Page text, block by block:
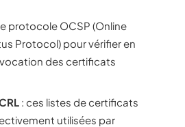
protocole OCSP (Online
Protocol) pour vérifier en
des certificats
: ces listes de certificats
utilisées par